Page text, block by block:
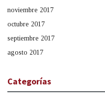
noviembre 2017
octubre 2017
septiembre 2017
agosto 2017
Categorías